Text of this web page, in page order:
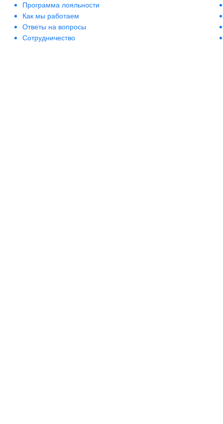
Программа лояльности
Как мы работаем
Ответы на вопросы
Сотрудничество